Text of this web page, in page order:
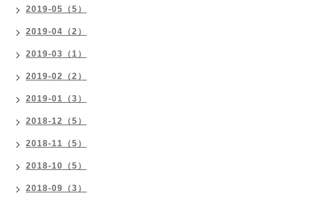
2019-05（5）
2019-04（2）
2019-03（1）
2019-02（2）
2019-01（3）
2018-12（5）
2018-11（5）
2018-10（5）
2018-09（3）